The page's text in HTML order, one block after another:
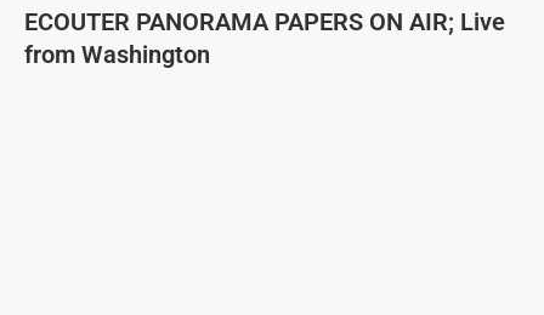
ECOUTER PANORAMA PAPERS ON AIR; Live
from Washington